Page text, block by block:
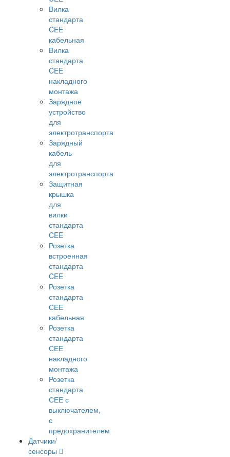
Вилка
стандарта
CEE
кабельная
Вилка
стандарта
CEE
накладного
монтажа
Зарядное
устройство
для
электротранспорта
Зарядный
кабель
для
электротранспорта
Защитная
крышка
для
вилки
стандарта
CEE
Розетка
встроенная
стандарта
CEE
Розетка
стандарта
СЕЕ
кабельная
Розетка
стандарта
СЕЕ
накладного
монтажа
Розетка
стандарта
СЕЕ с
выключателем,
с
предохранителем
Датчики/
сенсоры